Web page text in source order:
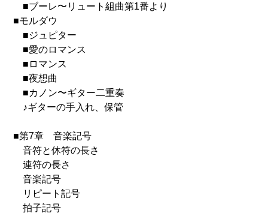
■ブーレ〜リュート組曲第1番より
■モルダウ
■ジュピター
■愛のロマンス
■ロマンス
■夜想曲
■カノン〜ギター二重奏
♪ギターの手入れ、保管
■第7章 音楽記号
音符と休符の長さ
連符の長さ
音楽記号
リピート記号
拍子記号